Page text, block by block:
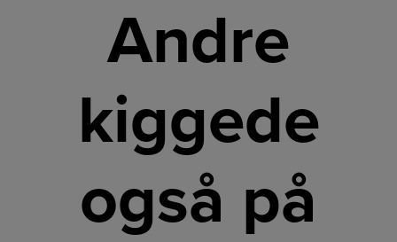
Andre
kiggede
også på